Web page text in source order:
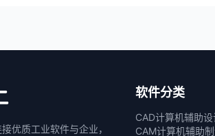
优质工业软件与企业，
软件分类
CAD计算机辅助设
CAM计算机辅助